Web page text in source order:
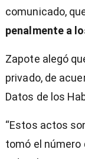
comunicado,
penalmente a
Zapote alegó
privado, de
Datos de los
“Estos actos
tomó el número